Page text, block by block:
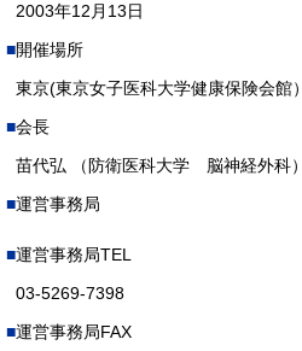
2003年12月13日
開催場所
東京(東京女子医科大学健康保険会館）
会長
苗代弘 （防衛医科大学 脳神経外科）
運営事務局
運営事務局TEL
03-5269-7398
運営事務局FAX